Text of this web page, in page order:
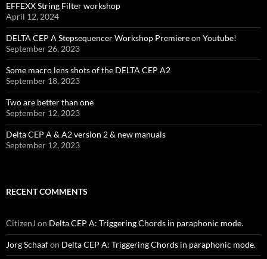
EFFEXX String Filter workshop
April 12, 2024
DELTA CEP A Stepsequencer Workshop Premiere on Youtube!
September 26, 2023
Some macro lens shots of the DELTA CEP A2
September 18, 2023
Two are better than one
September 12, 2023
Delta CEP A & A2 version 2 & new manuals
September 12, 2023
RECENT COMMENTS
CitizenJ on Delta CEP A: Triggering Chords in paraphonic mode.
Jorg Schaafon Delta CEP A: Triggering Chords in paraphonic mode.